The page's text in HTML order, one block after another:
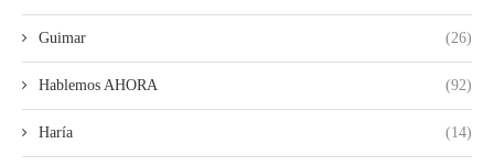
Guimar (26)
Hablemos AHORA (92)
Haría (14)